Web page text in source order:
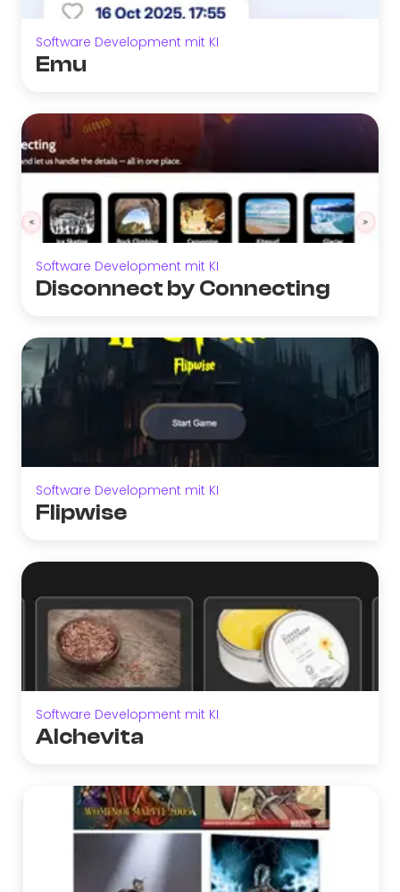
Software Development mit KI
Emu
Software Development mit KI
Disconnect by Connecting
Software Development mit KI
Flipwise
Software Development mit KI
Alchevita